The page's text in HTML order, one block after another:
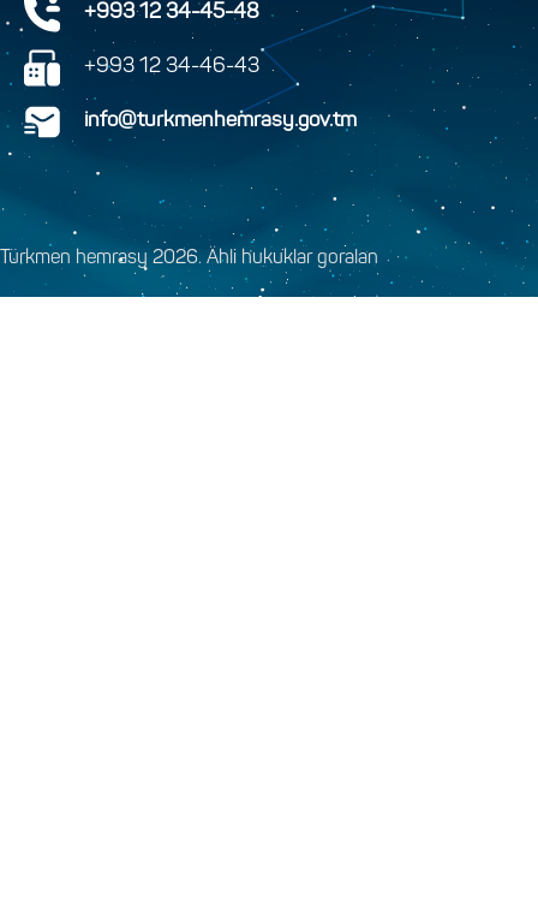
+993 12 34-45-48
+993 12 34-46-43
info@turkmenhemrasy.gov.tm
Türkmen hemrasy 2026. Ähli hukuklar goralan